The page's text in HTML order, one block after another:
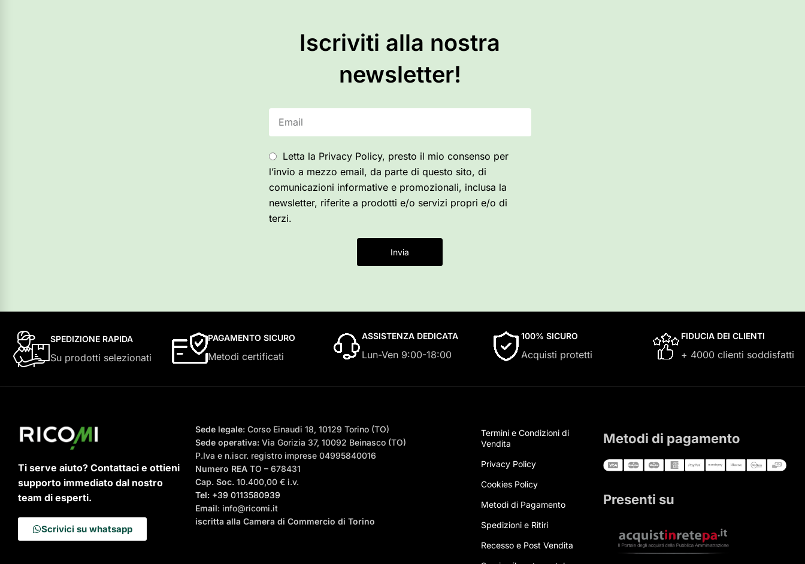
Iscriviti alla nostra
newsletter!
Letta la Privacy Policy, presto il mio consenso per
l’invio a mezzo email, da parte di questo sito, di
comunicazioni informative e promozionali, inclusa la
newsletter, riferite a prodotti e/o servizi propri e/o di
terzi.
Invia
SPEDIZIONE RAPIDA
Su prodotti selezionati
PAGAMENTO SICURO
Metodi certificati
ASSISTENZA DEDICATA
Lun-Ven 9:00-18:00
100% SICURO
Acquisti protetti
FIDUCIA DEI CLIENTI
+ 4000 clienti soddisfatti
Ti serve aiuto? Contattaci e ottieni
supporto immediato dal nostro
team di esperti.
Scrivici su whatsapp
Sede legale: Corso Einaudi 18, 10129 Torino (TO)
Sede operativa: Via Gorizia 37, 10092 Beinasco (TO)
P.Iva e n.iscr. registro imprese 04995840016
Numero REATO – 678431
Cap. Soc. 10.400,00 € i.v.
Tel: +39 0113580939
Email: info@ricomi.it
iscritta alla Camera di Commercio di Torino
Termini e Condizioni di
Vendita
Privacy Policy
Cookies Policy
Metodi di Pagamento
Spedizioni e Ritiri
Recesso e Post Vendita
Metodi di pagamento
Presenti su